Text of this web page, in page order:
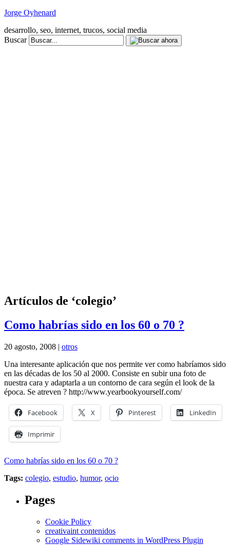
Jorge Oyhenard
desarrollo, seo, internet, trucos, social media
Buscar
Artículos de ‘colegio’
Como habrías sido en los 60 o 70 ?
20 agosto, 2008 | otros
Una interesante aplicación que nos permite ver como habríamos sido
en las décadas de los 50 al 2000. Consiste en subir una foto de
nuestra cara y adaptarla a un contorno de cara según el look de la
época. Se atreven ? http://www.yearbookyourself.com/
Facebook X Pinterest LinkedIn
Imprimir
Como habrías sido en los 60 o 70 ?
Tags: colegio, estudio, humor, ocio
Pages
Cookie Policy
creativaint contenidos
Google Sidewiki comments in WordPress Plugin